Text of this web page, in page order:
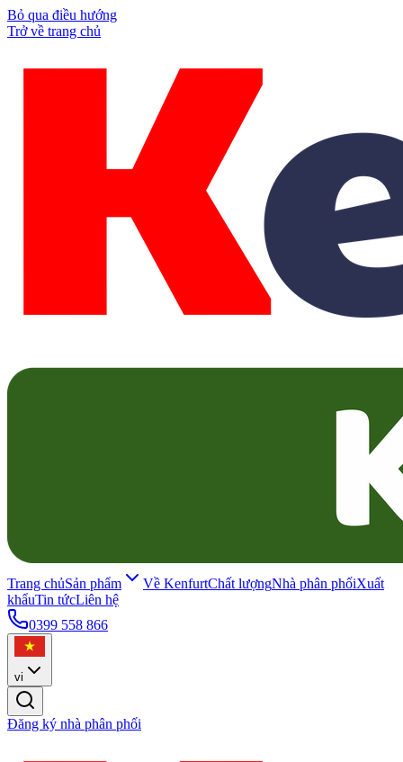
Bỏ qua điều hướng
Trở về trang chủ
Trang chủSản phẩm Về KenfurtChất lượngNhà phân phốiXuất
khẩuTin tứcLiên hệ
0399 558 866
vi
Đăng ký nhà phân phối